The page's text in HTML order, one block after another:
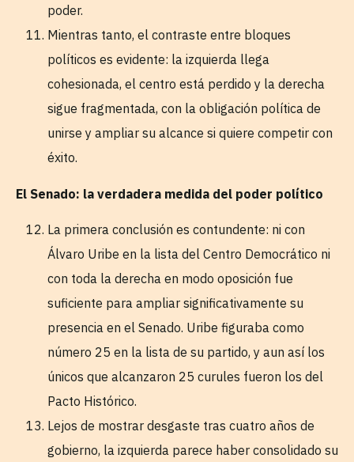
poder.
Mientras tanto, el contraste entre bloques
políticos es evidente: la izquierda llega
cohesionada, el centro está perdido y la derecha
sigue fragmentada, con la obligación política de
unirse y ampliar su alcance si quiere competir con
éxito.
El Senado: la verdadera medida del poder político
La primera conclusión es contundente: ni con
Álvaro Uribe en la lista del Centro Democrático ni
con toda la derecha en modo oposición fue
suficiente para ampliar significativamente su
presencia en el Senado. Uribe figuraba como
número 25 en la lista de su partido, y aun así los
únicos que alcanzaron 25 curules fueron los del
Pacto Histórico.
Lejos de mostrar desgaste tras cuatro años de
gobierno, la izquierda parece haber consolidado su